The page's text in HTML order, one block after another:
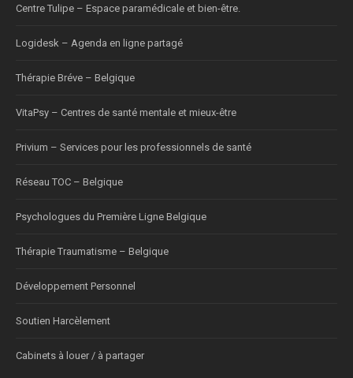
Centre Tulipe – Espace paramédicale et bien-être.
Logidesk – Agenda en ligne partagé
Thérapie Bréve – Belgique
VitaPsy – Centres de santé mentale et mieux-être
Privium – Services pour les professionnels de santé
Réseau TOC – Belgique
Psychologues du Première Ligne Belgique
Thérapie Traumatisme – Belgique
Développement Personnel
Soutien Harcèlement
Cabinets à louer / à partager